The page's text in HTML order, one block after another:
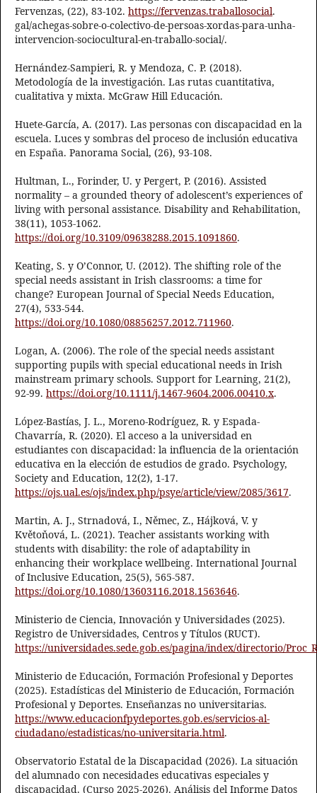
Fervenzas, (22), 83-102. https://fervenzas.traballosocial.
gal/achegas-sobre-o-colectivo-de-persoas-xordas-para-unha-
intervencion-sociocultural-en-traballo-social/.
Hernández-Sampieri, R. y Mendoza, C. P. (2018).
Metodología de la investigación. Las rutas cuantitativa,
cualitativa y mixta. McGraw Hill Educación.
Huete-García, A. (2017). Las personas con discapacidad en la
escuela. Luces y sombras del proceso de inclusión educativa
en España. Panorama Social, (26), 93-108.
Hultman, L., Forinder, U. y Pergert, P. (2016). Assisted
normality – a grounded theory of adolescent’s experiences of
living with personal assistance. Disability and Rehabilitation,
38(11), 1053-1062.
https://doi.org/10.3109/09638288.2015.1091860.
Keating, S. y O’Connor, U. (2012). The shifting role of the
special needs assistant in Irish classrooms: a time for
change? European Journal of Special Needs Education,
27(4), 533-544.
https://doi.org/10.1080/08856257.2012.711960.
Logan, A. (2006). The role of the special needs assistant
supporting pupils with special educational needs in Irish
mainstream primary schools. Support for Learning, 21(2),
92-99. https://doi.org/10.1111/j.1467-9604.2006.00410.x.
López-Bastías, J. L., Moreno-Rodríguez, R. y Espada-
Chavarría, R. (2020). El acceso a la universidad en
estudiantes con discapacidad: la influencia de la orientación
educativa en la elección de estudios de grado. Psychology,
Society and Education, 12(2), 1-17.
https://ojs.ual.es/ojs/index.php/psye/article/view/2085/3617.
Martin, A. J., Strnadová, I., Němec, Z., Hájková, V. y
Květoňová, L. (2021). Teacher assistants working with
students with disability: the role of adaptability in
enhancing their workplace wellbeing. International Journal
of Inclusive Education, 25(5), 565-587.
https://doi.org/10.1080/13603116.2018.1563646.
Ministerio de Ciencia, Innovación y Universidades (2025).
Registro de Universidades, Centros y Títulos (RUCT).
https://universidades.sede.gob.es/pagina/index/directorio/
Ministerio de Educación, Formación Profesional y Deportes
(2025). Estadísticas del Ministerio de Educación, Formación
Profesional y Deportes. Enseñanzas no universitarias.
https://www.educacionfpydeportes.gob.es/servicios-al-
ciudadano/estadisticas/no-universitaria.html.
Observatorio Estatal de la Discapacidad (2026). La situación
del alumnado con necesidades educativas especiales y
discapacidad. (Curso 2025-2026). Análisis del Informe Datos